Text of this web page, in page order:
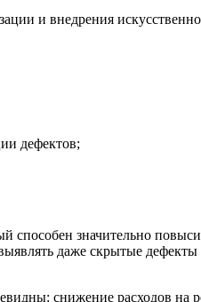
и внедрения
дефектов;
значительно
даже скрытые
снижение расходов на